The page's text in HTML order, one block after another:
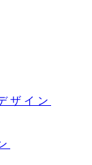
ザイン